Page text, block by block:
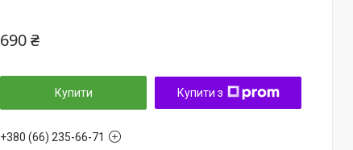
690 ₴
Купити Купити з
+380 (66) 235-66-71